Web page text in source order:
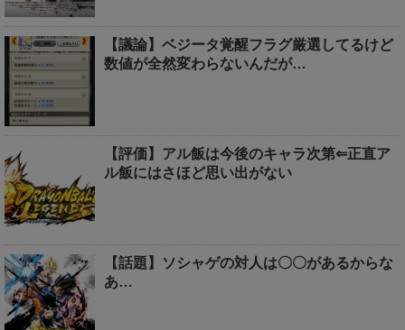
【議論】ベジータ覚醒フラグ厳選してるけど
数値が全然変わらないんだが…
【評価】アル飯は今後のキャラ次第⇐正直ア
ル飯にはさほど思い出がない
【話題】ソシャゲの対人は〇〇があるからな
あ…